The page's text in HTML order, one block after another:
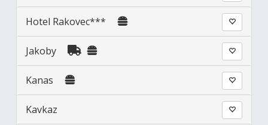
Hotel Rakovec***
Jakoby
Kanas
Kavkaz